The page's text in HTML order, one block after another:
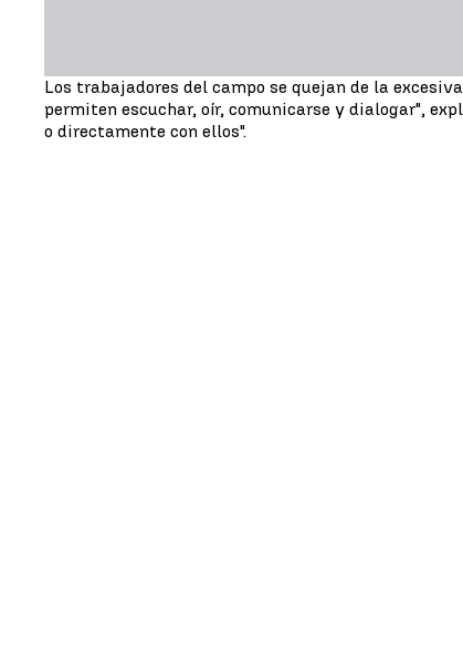
Los trabajadores del campo se quejan de la
permiten escuchar, oír, comunicarse y dialogar",
o directamente con ellos".